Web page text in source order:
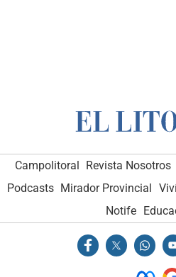
Campolitoral Revista Nosotros
Podcasts Mirador Provincial
Notife